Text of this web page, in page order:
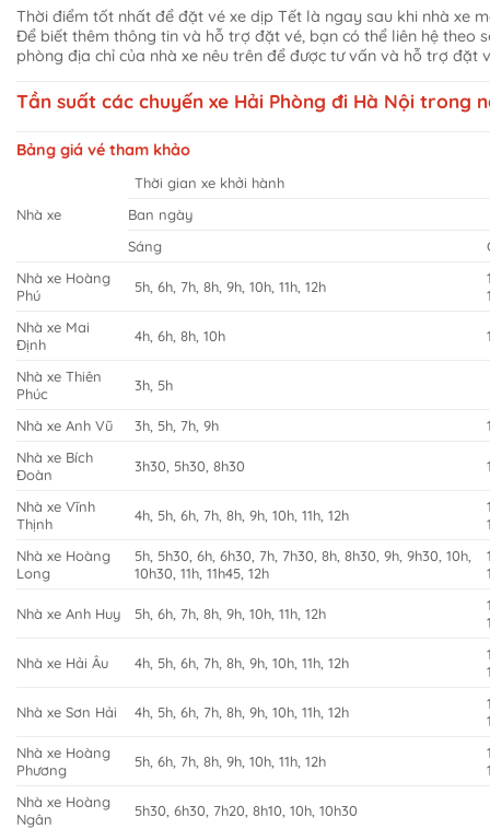
Thời điểm tốt nhất để đặt vé xe dịp Tết là ngay sau khi nhà xe
Để biết thêm thông tin và hỗ trợ đặt vé, bạn có thể liên hệ theo
phòng địa chỉ của nhà xe nêu trên để được tư vấn và hỗ trợ đặt
Tần suất các chuyến xe Hải Phòng đi Hà Nội trong
Bảng giá vé tham khảo
Nhà xe
Thời gian xe khởi hành
Ban ngày
Sáng
Nhà xe Hoàng
Phú
5h, 6h, 7h, 8h, 9h, 10h, 11h, 12h
Nhà xe Mai
Định
4h, 6h, 8h, 10h
Nhà xe Thiên
Phúc
3h, 5h
Nhà xe Anh Vũ 3h, 5h, 7h, 9h
Nhà xe Bích
Đoàn
3h30, 5h30, 8h30
Nhà xe Vĩnh
Thịnh
4h, 5h, 6h, 7h, 8h, 9h, 10h, 11h, 12h
Nhà xe Hoàng
Long
5h, 5h30, 6h, 6h30, 7h, 7h30, 8h, 8h30, 9h, 9h30, 10h,
10h30, 11h, 11h45, 12h
Nhà xe Anh Huy 5h, 6h, 7h, 8h, 9h, 10h, 11h, 12h
Nhà xe Hải Âu 4h, 5h, 6h, 7h, 8h, 9h, 10h, 11h, 12h
Nhà xe Sơn Hải 4h, 5h, 6h, 7h, 8h, 9h, 10h, 11h, 12h
Nhà xe Hoàng
Phương
5h, 6h, 7h, 8h, 9h, 10h, 11h, 12h
Nhà xe Hoàng
Ngân
5h30, 6h30, 7h20, 8h10, 10h, 10h30